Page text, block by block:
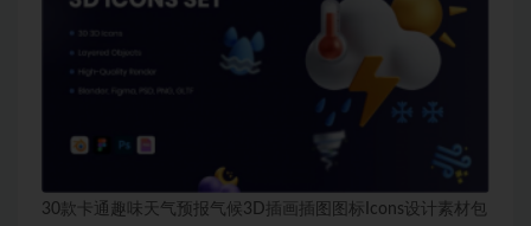
30款卡通趣味天气预报气候3D插画插图图标Icons设计素材包